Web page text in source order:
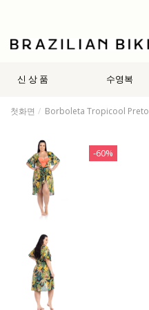
신 상 품 수영복
첫화면 Borboleta Tropicool Preto
-60%